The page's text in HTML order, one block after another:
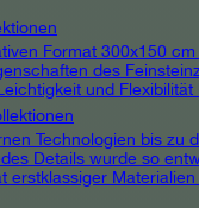
Format 300x150
des
und Flexibilität
Technologien bis zu
Details wurde so
erstklassiger